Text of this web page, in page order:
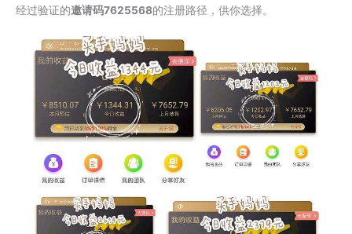
经过验证的邀请码7625568的注册路径，供你选择。